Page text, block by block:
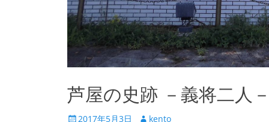
芦屋の史跡 －義将二人
投 2017年5月3日 投 kento